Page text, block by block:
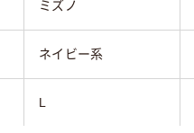
ミズノ
ネイビー系
L